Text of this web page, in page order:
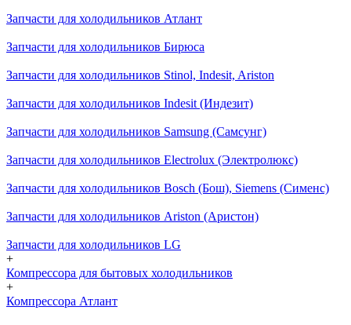
Запчасти для холодильников Атлант
Запчасти для холодильников Бирюса
Запчасти для холодильников Stinol, Indesit, Ariston
Запчасти для холодильников Indesit (Индезит)
Запчасти для холодильников Samsung (Самсунг)
Запчасти для холодильников Electrolux (Электролюкс)
Запчасти для холодильников Bosch (Бош), Siemens (Сименс)
Запчасти для холодильников Ariston (Аристон)
Запчасти для холодильников LG
+
Компрессора для бытовых холодильников
+
Компрессора Атлант